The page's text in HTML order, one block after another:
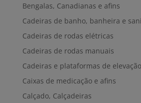
Bengalas, Canadianas e afins
Cadeiras de banho, banheira e
Cadeiras de rodas elétricas
Cadeiras de rodas manuais
Cadeiras e plataformas de elevação
Caixas de medicação e afins
Calçado, Calçadeiras